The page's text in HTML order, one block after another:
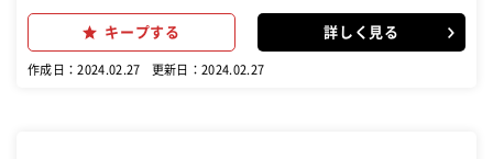
艦、巻物、簡単な料理や仕込みなどから徐々に覚えていただきます。
経験や技術レベルに合わせた仕事をお任せしていきますのでご安心く
キープする 詳しく見る
作成日：2024.02.27 更新日：2024.02.27